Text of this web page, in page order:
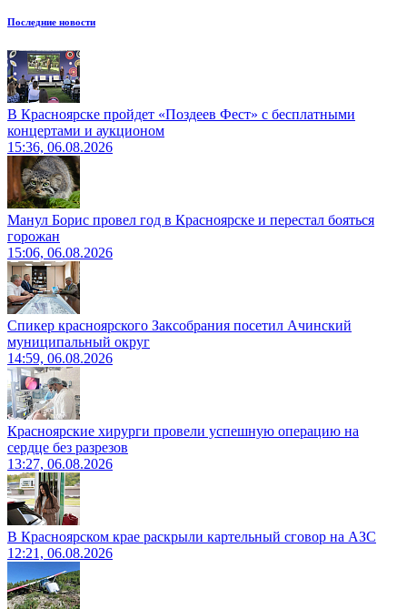
Последние новости
В Красноярске пройдет «Поздеев Фест» с бесплатными
концертами и аукционом
15:36, 06.08.2026
Манул Борис провел год в Красноярске и перестал бояться
горожан
15:06, 06.08.2026
Спикер красноярского Заксобрания посетил Ачинский
муниципальный округ
14:59, 06.08.2026
Красноярские хирурги провели успешную операцию на
сердце без разрезов
13:27, 06.08.2026
В Красноярском крае раскрыли картельный сговор на АЗС
12:21, 06.08.2026